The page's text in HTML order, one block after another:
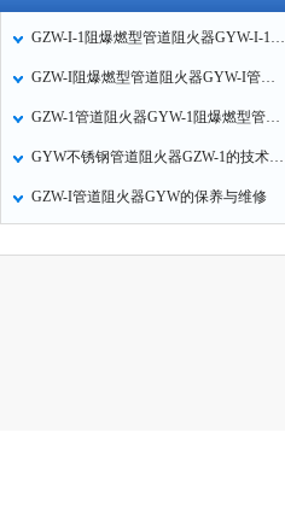
GZW-I-1阻爆燃型管道阻火器GYW-I-1可燃气体防火器维修保养
GZW-I阻爆燃型管道阻火器GYW-I管道阻火器主要用途
GZW-1管道阻火器GYW-1阻爆燃型管道阻火器的保养与维修
GYW不锈钢管道阻火器GZW-1的技术参数和特点
GZW-I管道阻火器GYW的保养与维修